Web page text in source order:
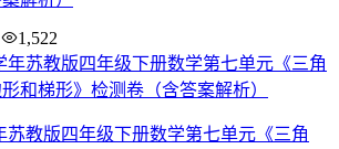
1,522
苏教版四年级下册数学第七单元《三角